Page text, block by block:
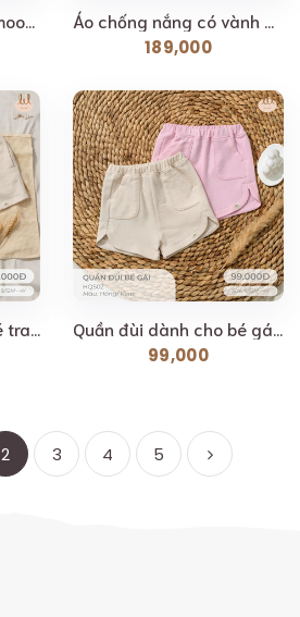
189,000
99,000
2 3 4 5